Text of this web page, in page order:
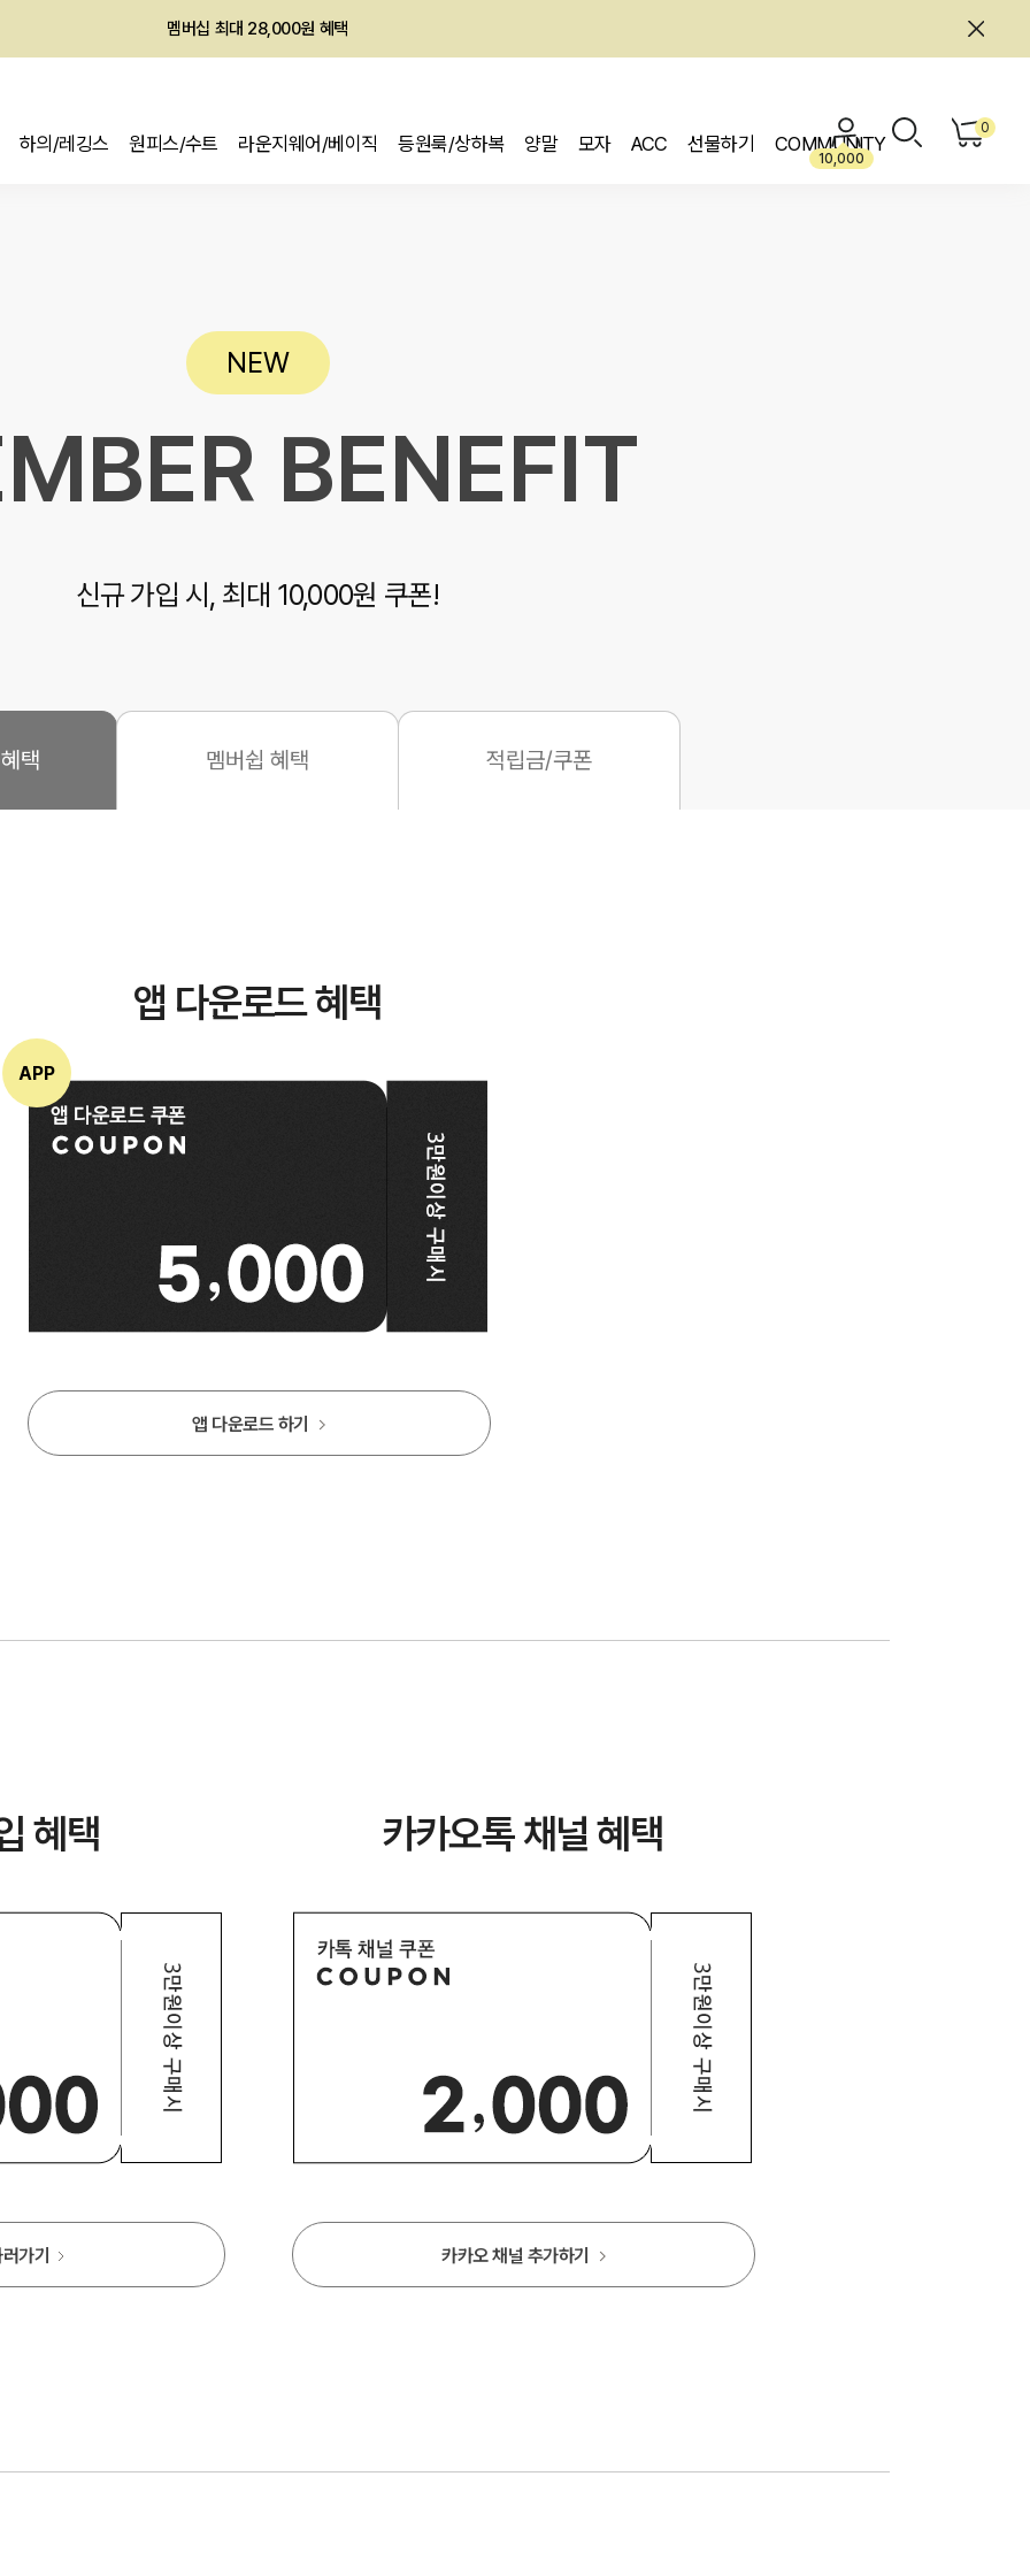
멤버십 최대 28,000원 혜택
하의/레깅스 원피스/수트 라운지웨어/베이직 등원룩/상하복 양말 모자 ACC 선물하기 COMMUNITY
10,000
0
NEW
BENEFIT
신규 가입 시, 최대 10,000원 쿠폰!
택 멤버쉽 혜택 적립금/쿠폰
앱 다운로드 혜택
앱 다운로드 하기
혜택
가기
카카오톡 채널 혜택
카카오 채널 추가하기